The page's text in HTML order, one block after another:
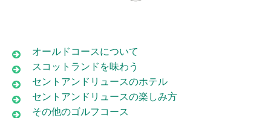
オールドコースについて
スコットランドを味わう
セントアンドリュースのホテル
セントアンドリュースの楽しみ方
その他のゴルフコース